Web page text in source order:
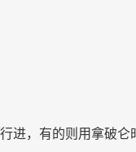
进，有的则用拿破